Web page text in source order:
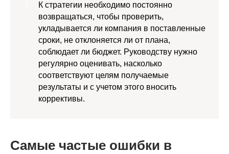
К стратегии необходимо постоянно
возвращаться, чтобы проверить,
укладывается ли компания в поставленные
сроки, не отклоняется ли от плана,
соблюдает ли бюджет. Руководству нужно
регулярно оценивать, насколько
соответствуют целям получаемые
результаты и с учетом этого вносить
коррективы.
Самые частые ошибки в